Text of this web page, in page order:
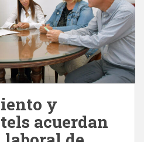
y
acuerdan